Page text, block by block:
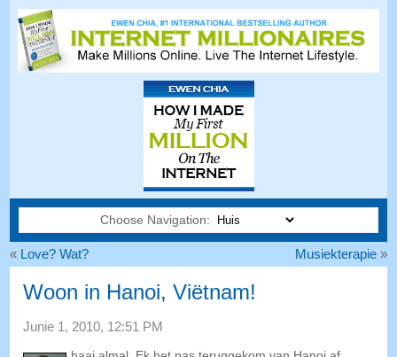
Choose Navigation:
« Love? Wat? Musiekterapie»
Woon in Hanoi, Viëtnam!
Junie 1, 2010, 12:51 PM